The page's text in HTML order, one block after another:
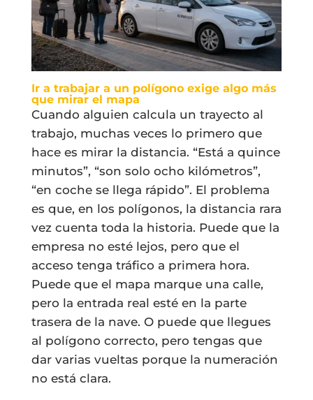
Ir a trabajar a un polígono exige algo más
que mirar el mapa
Cuando alguien calcula un trayecto al
trabajo, muchas veces lo primero que
hace es mirar la distancia. “Está a quince
minutos”, “son solo ocho kilómetros”,
“en coche se llega rápido”. El problema
es que, en los polígonos, la distancia rara
vez cuenta toda la historia. Puede que la
empresa no esté lejos, pero que el
acceso tenga tráfico a primera hora.
Puede que el mapa marque una calle,
pero la entrada real esté en la parte
trasera de la nave. O puede que llegues
al polígono correcto, pero tengas que
dar varias vueltas porque la numeración
no está clara.